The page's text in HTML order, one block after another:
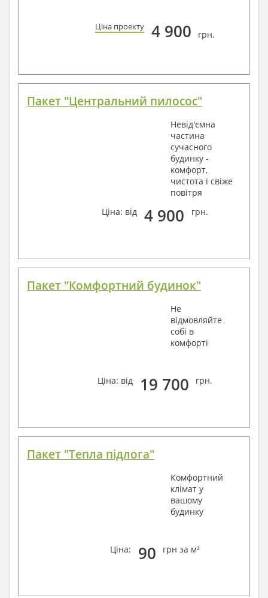
Ціна проекту 4 900 грн.
Пакет "Центральний пилосос"
Невід'ємна
частина
сучасного
будинку -
комфорт,
чистота і свіже
повітря
Ціна: від
4 900 грн.
Пакет "Комфортний будинок"
Не
відмовляйте
собі в
комфорті
Ціна: від 19 700 грн.
Пакет "Тепла підлога"
Комфортний
клімат у
вашому
будинку
Ціна: 90 грн за м²